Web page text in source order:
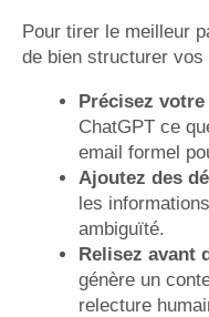
Pour tirer le meilleur
de bien structurer
Précisez
ChatGPT ce
email formel
Ajoutez des
les
ambiguïté.
Relisez avant
génère un
relecture